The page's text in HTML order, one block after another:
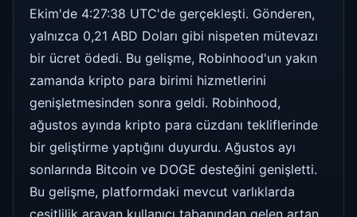
Ekim'de 4:27:38 UTC'de gerçekleşti. Gönderen,
yalnızca 0,21 ABD Doları gibi nispeten mütevazı
bir ücret ödedi. Bu gelişme, Robinhood'un yakın
zamanda kripto para birimi hizmetlerini
genişletmesinden sonra geldi. Robinhood,
ağustos ayında kripto para cüzdanı tekliflerinde
bir geliştirme yaptığını duyurdu. Ağustos ayı
sonlarında Bitcoin ve DOGE desteğini genişletti.
Bu gelişme, platformdaki mevcut varlıklarda
çeşitlilik arayan kullanıcı tabanından gelen artan